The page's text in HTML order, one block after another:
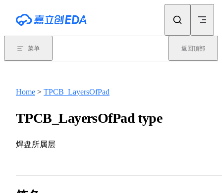
菜单 返回顶部
Home > TPCB_LayersOfPad
TPCB_LayersOfPad type
焊盘所属层